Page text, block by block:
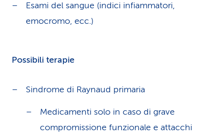
Esami del sangue (indici infiammatori,
emocromo, ecc.)
Possibili terapie
Sindrome di Raynaud primaria
Medicamenti solo in caso di grave
compromissione funzionale e attacchi